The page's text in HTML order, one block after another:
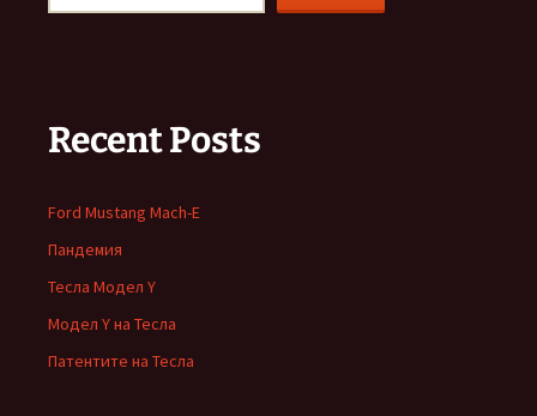
Recent Posts
Ford Mustang Mach-E
Пандемия
Тесла Модел Y
Модел Y на Тесла
Патентите на Тесла